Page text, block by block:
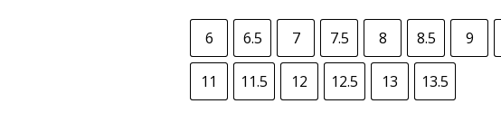
6 6.5 7 7.5 8 8.5 9
11 11.5 12 12.5 13 13.5